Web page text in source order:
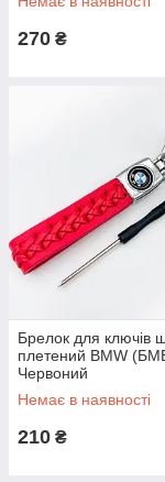
270 ₴
Брелок для ключів
плетений BMW
Червоний
Немає в наявності
210 ₴